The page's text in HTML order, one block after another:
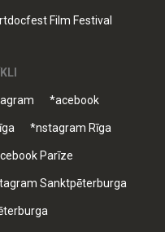
Film Festival
*acebook
*nstagram Rīga
Parīze
Sanktpēterburga